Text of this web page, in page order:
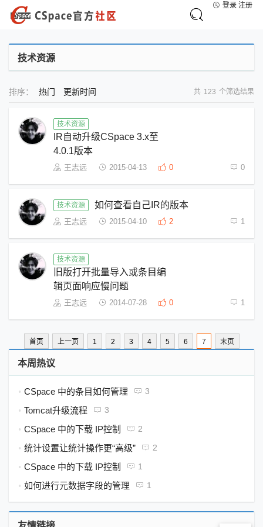
登录 注册
技术资源
排序： 热门 更新时间 共 123 个筛选结果
技术资源
IR自动升级CSpace 3.x至
4.0.1版本
王志远 2015-04-13 0 0
技术资源 如何查看自己IR的版本
王志远 2015-04-10 2 1
技术资源
旧版打开批量导入或条目编
辑页面响应慢问题
王志远 2014-07-28 0 1
首页 上一页 1 2 3 4 5 6 7 末页
本周热议
• CSpace 中的条目如何管理 3
• Tomcat升级流程 3
• CSpace 中的下载 IP控制 2
• 统计设置让统计操作更“高级” 2
• CSpace 中的下载 IP控制 1
• 如何进行元数据字段的管理 1